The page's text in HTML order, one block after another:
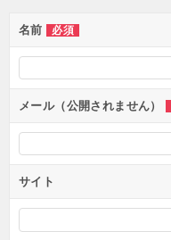
ン
名前 必須
メール（公開されません）
サイト